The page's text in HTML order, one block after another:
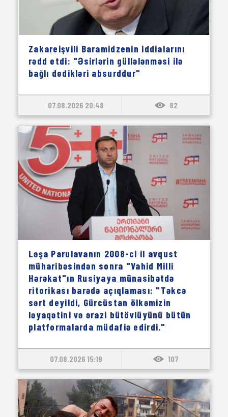
Zakareişvili Baramidzenin iddialarını
rədd etdi: "Əsirlərin güllələnməsi ilə
bağlı dedikləri absurddur"
07.08.2026 20:48 82
Ləşa Parulavanın 2008-ci il avqust
müharibəsindən sonra "Vahid Milli
Hərəkat"ın Rusiyaya münasibətdə
ritorikası barədə açıqlaması: "Təkcə
sərt deyildi, Gürcüstan ölkəmizin
ləyaqətini və ərazi bütövlüyünü bütün
platformalarda müdafiə edirdi."
07.08.2026 15:19 107